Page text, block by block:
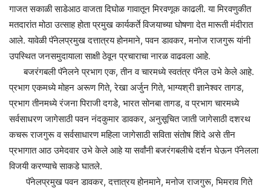
गाजत सकाळी साडेआठ वाजता दिघोळ गावातून मिरवणूक काढली. या मिरवणुकीत
मतदारांत मोठा उत्साह होता प्रमुख कार्यकर्ते विजयाच्या घोषणा देत मारूती मंदीरात
आले. यावेळी पॅनेलप्रमुख दत्तात्रय होनमाने, पवन डावकर, मनोज राजगुरू यांनी
उपस्थित जनसमुदायाला साक्षी ठेवून प्रचाराचा नारळ वाढवला आहे.
बजरंगबली पॅनेलने प्रभाग एक, तीन व चारमध्ये स्वतंत्र पॅनेल उभे केले आहे.
प्रभाग एकमध्ये मोहन अरूण गिते, रेखा अर्जुन गिते, भाग्यश्री ज्ञानेश्वर तागड,
प्रभाग तीनमध्ये रंजना पिराजी दगडे, भारत सोनबा तागड, व प्रभाग चारमध्ये
सर्वसाधरण जागेसाठी पवन नंदकुमार डावकर, अनुसूचित जाती जागेसाठी दशरथ
कचरू राजगुरू व सर्वसाधारण महिला जागेसाठी सविता संतोष शिंदे असे तीन
प्रभागात आठ उमेदवार उभे केले आहे या सर्वांनी बजरंगबलीचे दर्शन घेऊन पॅनेलला
विजयी करण्याचे साकडे घातले.
पॅनेलप्रमुख पवन डावकर, दत्तात्रय होनमाने, मनोज राजगुरू, भिमराव गिते